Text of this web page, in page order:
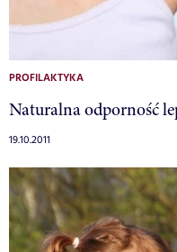
PROFILAKTYKA
Naturalna odporność
19.10.2011